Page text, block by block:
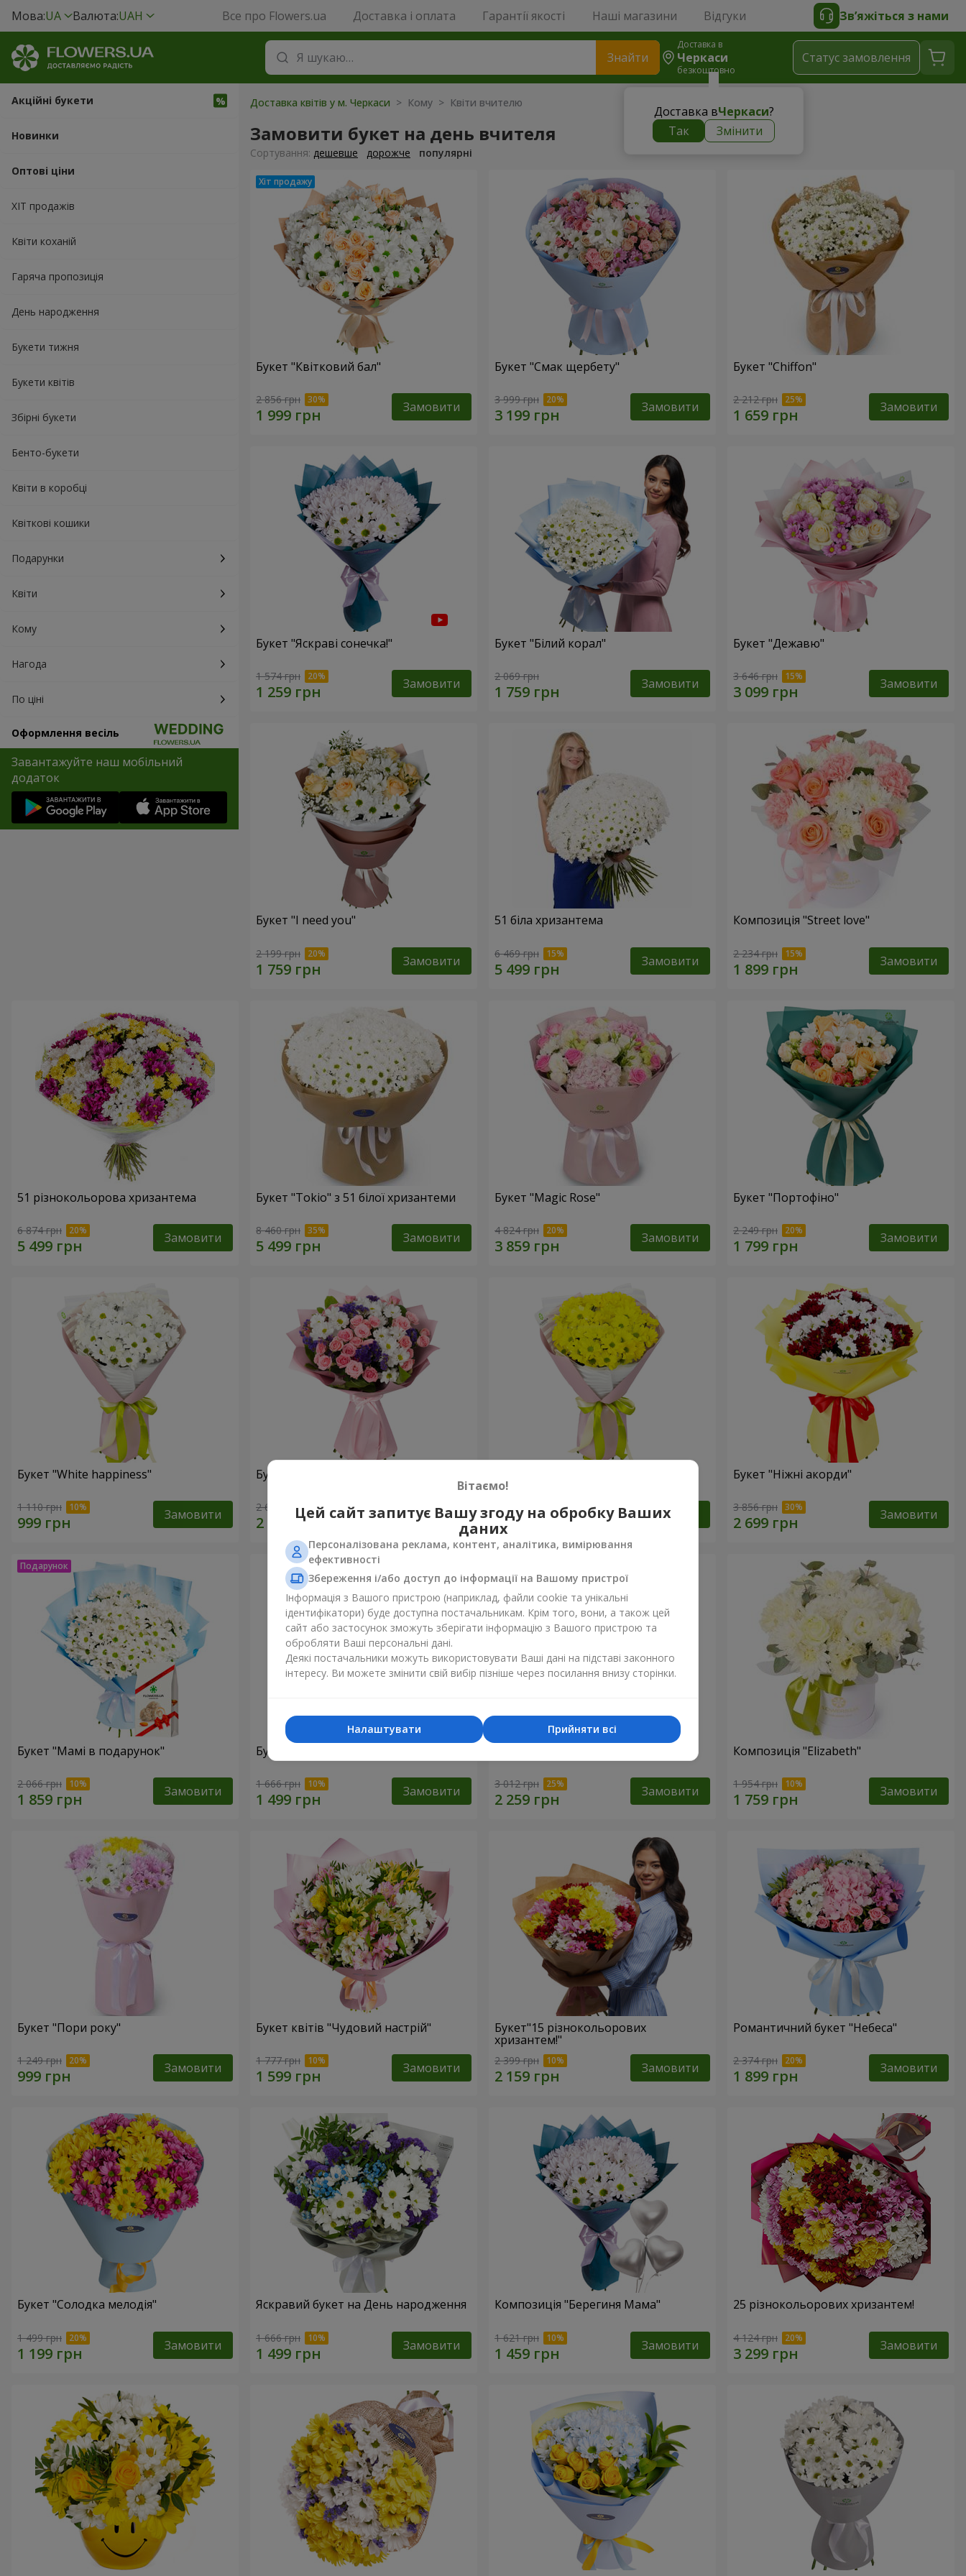
Мова:UA Валюта:UAH Все про Flowers.ua Доставка і оплата Гарантії якості Наші магазини Відгуки Зв’яжіться з нами
Знайти
Доставка в
Черкаси
безкоштовно
Доставка вЧеркаси?
Так
Змінити
Статус замовлення
Акційні букети
Новинки
Оптові ціни
ХІТ продажів
Квіти коханій
Гаряча пропозиція
День народження
Букети тижня
Букети квітів
Збірні букети
Бенто-букети
Квіти в коробці
Квіткові кошики
Подарунки
Квіти
Кому
Нагода
По ціні
Оформлення весіль
Завантажуйте наш мобільний
додаток
Доставка квітів у м. Черкаси > Кому > Квіти вчителю
Замовити букет на день вчителя
Сортування: дешевше дорожче популярні
Букет "Квітковий бал"
2 856 грн Замовити
Букет "Смак щербету"
3 999 грн Замовити
Букет "Chiffon"
2 212 грн Замовити
Букет "Яскраві сонечка!"
1 574 грн Замовити
Букет "Білий корал"
2 069 грн Замовити
Букет "Дежавю"
3 646 грн Замовити
Букет "I need you"
2 199 грн Замовити
51 біла хризантема
6 469 грн Замовити
Композиція "Street love"
2 234 грн Замовити
51 різнокольорова хризантема
6 874 грн Замовити
Букет "Tokio" з 51 білої хризантеми
8 460 грн Замовити
Букет "Magic Rose"
4 824 грн Замовити
Букет "Портофіно"
2 249 грн Замовити
Букет "White happiness"
1 110 грн Замовити
Букет "Ти прекрасна!"
2 666 грн Замовити 1 175 грн Замовити
Букет "Ніжні акорди"
3 856 грн Замовити
Букет "Мамі в подарунок"
2 066 грн Замовити
Букет "Сонечко моє"
1 666 грн Замовити 3 012 грн Замовити
Композиція "Elizabeth"
1 954 грн Замовити
Букет "Пори року"
1 249 грн Замовити
Букет квітів "Чудовий настрій"
1 777 грн Замовити
Букет"15 різнокольорових
хризантем!"
2 399 грн Замовити
Романтичний букет "Небеса"
2 374 грн Замовити
Букет "Солодка мелодія"
1 499 грн Замовити
Яскравий букет на День народження
1 666 грн Замовити
Композиція "Берегиня Мама"
1 621 грн Замовити
25 різнокольорових хризантем!
4 124 грн Замовити
Вітаємо!
Цей сайт запитує Вашу згоду на обробку Ваших
даних
Персоналізована реклама, контент, аналітика, вимірювання
ефективності
Збереження і/або доступ до інформації на Вашому пристрої
Інформація з Вашого пристрою (наприклад, файли cookie та унікальні
ідентифікатори) буде доступна постачальникам. Крім того, вони, а також цей
сайт або застосунок зможуть зберігати інформацію з Вашого пристрою та
обробляти Ваші персональні дані.
Деякі постачальники можуть використовувати Ваші дані на підставі законного
інтересу. Ви можете змінити свій вибір пізніше через посилання внизу сторінки.
Прийняти всі
Налаштувати